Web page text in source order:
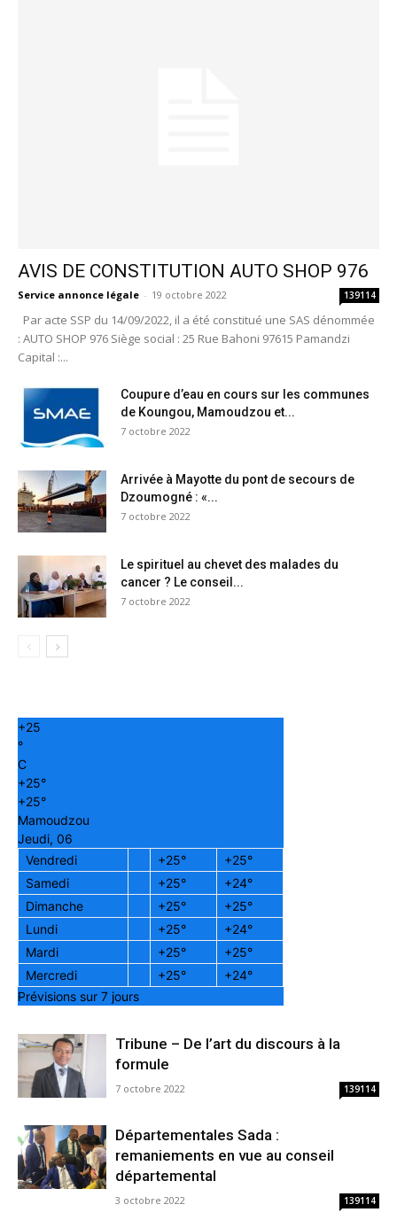
AVIS DE CONSTITUTION AUTO SHOP 976
Service annonce légale - 19 octobre 2022 139114
Par acte SSP du 14/09/2022, il a été constitué une SAS dénommée
: AUTO SHOP 976 Siège social : 25 Rue Bahoni 97615 Pamandzi
Capital :...
Coupure d’eau en cours sur les communes
de Koungou, Mamoudzou et...
7 octobre 2022
Arrivée à Mayotte du pont de secours de
Dzoumogné : «...
7 octobre 2022
Le spirituel au chevet des malades du
cancer ? Le conseil...
7 octobre 2022
+25
°
C
+25°
+25°
Mamoudzou
Jeudi, 06
Vendredi
+25° +25°
Samedi
+25° +24°
Dimanche
+25° +25°
Lundi
+25° +24°
Mardi
+25° +25°
Mercredi
+25° +24°
Prévisions sur 7 jours
Tribune – De l’art du discours à la
formule
7 octobre 2022 139114
Départementales Sada :
remaniements en vue au conseil
départemental
3 octobre 2022 139114